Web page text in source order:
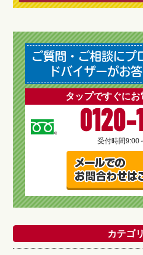
ご質問・ご相談にプ
ドバイザーがお
タップですぐに
0120-
受付時間9:00
カテゴ